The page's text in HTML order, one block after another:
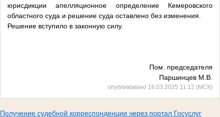
юрисдикции апелляционное определение Кемеровского
областного суда и решение суда оставлено без изменения.
Решение вступило в законную силу.
Пом. председателя
Паршинцев М.В.
опубликовано 18.03.2025 11:12 (МСК)
Получение судебной корреспонденции через портал Госуслуг